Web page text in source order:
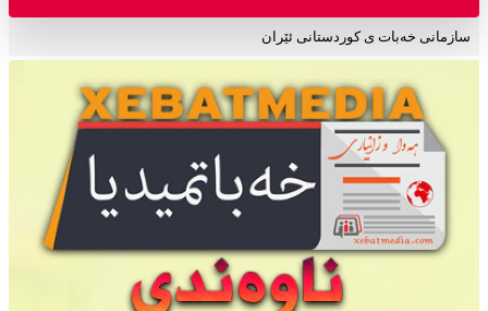
سازمانی خەبات ی کوردستانی ئێران